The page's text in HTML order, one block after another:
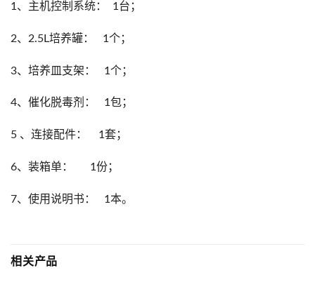
1、主机控制系统： 1台；
2、2.5L培养罐： 1个；
3、培养皿支架： 1个；
4、催化脱毒剂： 1包；
5 、连接配件： 1套；
6、装箱单： 1份；
7、使用说明书： 1本。
相关产品